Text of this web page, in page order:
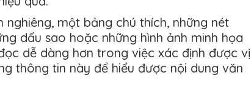
nghiêng, một bảng chú thích, những nét
dấu sao hoặc những hình ảnh minh họa
dễ dàng hơn trong việc xác định được vị
thông tin này để hiểu được nội dung văn